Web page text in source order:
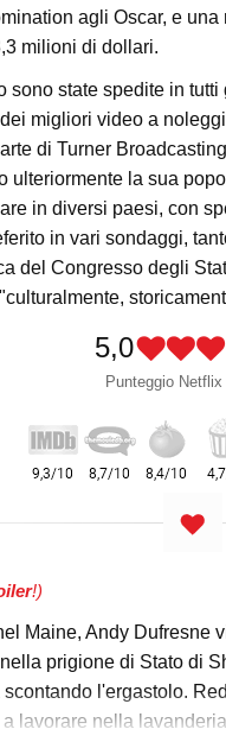
agli Oscar, e
milioni di dollari.
state spedite in
migliori video a
di Turner
ulteriormente la sua
in diversi paesi, con
in vari sondaggi,
del Congresso degli
5,0
Punteggio Netflix
!)
Maine, Andy
prigione di Stato di
l'ergastolo.
lavorare nella